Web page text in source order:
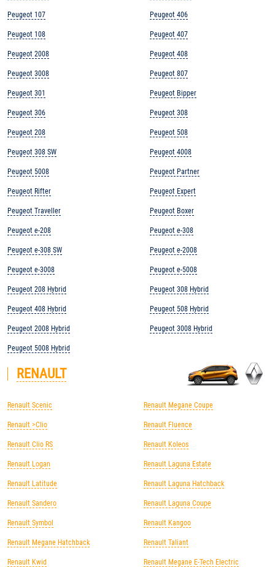
Peugeot 107
Peugeot 108
Peugeot 2008
Peugeot 3008
Peugeot 301
Peugeot 306
Peugeot 208
Peugeot 308 SW
Peugeot 5008
Peugeot Rifter
Peugeot Traveller
Peugeot e-208
Peugeot e-308 SW
Peugeot e-3008
Peugeot 208 Hybrid
Peugeot 408 Hybrid
Peugeot 2008 Hybrid
Peugeot 5008 Hybrid
Peugeot 406
Peugeot 407
Peugeot 408
Peugeot 807
Peugeot Bipper
Peugeot 308
Peugeot 508
Peugeot 4008
Peugeot Partner
Peugeot Expert
Peugeot Boxer
Peugeot e-308
Peugeot e-2008
Peugeot e-5008
Peugeot 308 Hybrid
Peugeot 508 Hybrid
Peugeot 3008 Hybrid
RENAULT
Renault Scenic
Renault >Clio
Renault Clio RS
Renault Logan
Renault Latitude
Renault Sandero
Renault Symbol
Renault Megane Hatchback
Renault Kwid
Renault Megane Coupe
Renault Fluence
Renault Koleos
Renault Laguna Estate
Renault Laguna Hatchback
Renault Laguna Coupe
Renault Kangoo
Renault Taliant
Renault Megane E-Tech Electric